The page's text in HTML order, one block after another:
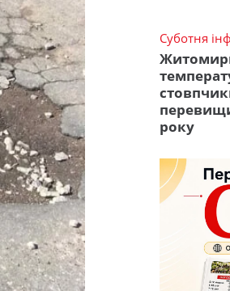
Суботня
року